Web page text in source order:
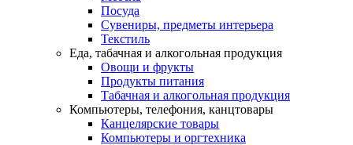
Посуда
Сувениры, предметы интерьера
Текстиль
Еда, табачная и алкогольная продукция
Овощи и фрукты
Продукты питания
Табачная и алкогольная продукция
Компьютеры, телефония, канцтовары
Канцелярские товары
Компьютеры и оргтехника